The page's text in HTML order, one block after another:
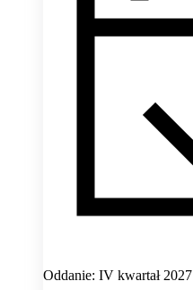
Oddanie: IV kwartał 2027